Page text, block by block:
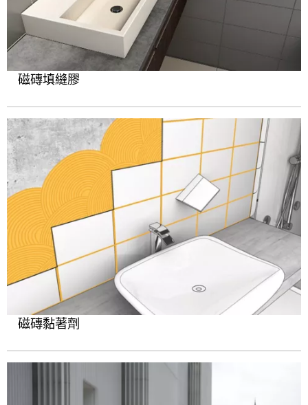
磁磚填縫膠
磁磚黏著劑